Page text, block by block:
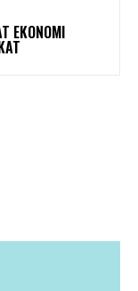
EKONOMI